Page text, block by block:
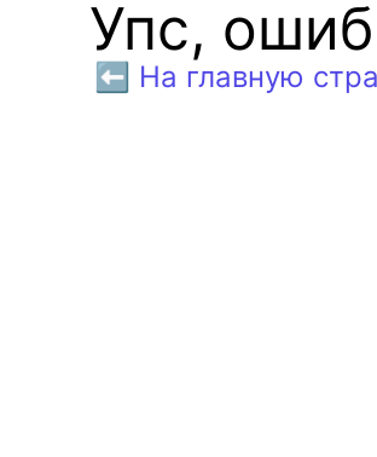
Упс,
⬅️ На главную